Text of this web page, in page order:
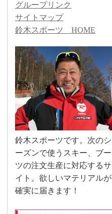
グループリンク
サイトマップ
鈴木スポーツ HOME
鈴木スポーツです。次のシ
ーズンで使うスキー、ブー
ツの注文生産に対応するサ
イト。欲しいマテリアルが
確実に届きます！